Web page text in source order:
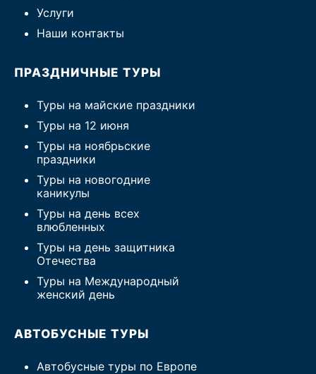
Услуги
Наши контакты
ПРАЗДНИЧНЫЕ ТУРЫ
Туры на майские праздники
Туры на 12 июня
Туры на ноябрьские
праздники
Туры на новогодние
каникулы
Туры на день всех
влюбленных
Туры на день защитника
Отечества
Туры на Международный
женский день
АВТОБУСНЫЕ ТУРЫ
Автобусные туры по Европе